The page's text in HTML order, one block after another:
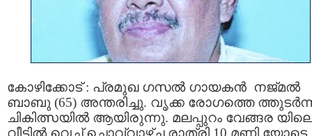
കോഴിക്കോട് : പ്രമുഖ ഗസല്‍ ഗായകന്‍ നജ്മല്‍
ബാബു (65) അന്തരിച്ചു. വൃക്ക രോഗത്തെ
ചികിത്സയില്‍ ആയിരുന്നു. മലപ്പുറം വേങ്ങര
വീട്ടില്‍ വെച്ച് ചൊവ്വാഴ്ച രാത്രി 10 മണി യോടെ